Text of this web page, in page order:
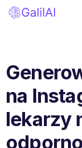
na
lekarzy